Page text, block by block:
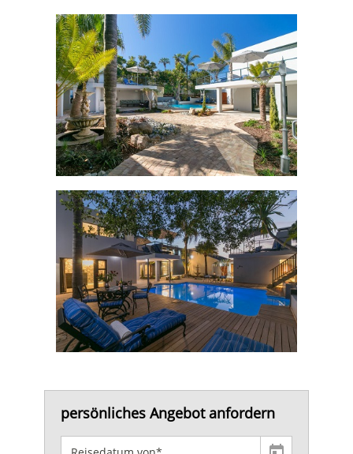
persönliches Angebot anfordern